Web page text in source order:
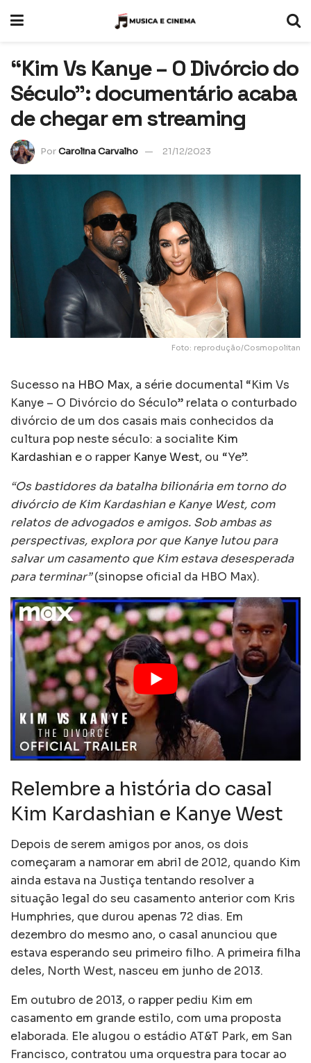
“Kim Vs Kanye – O Divórcio do
Século”: documentário acaba
de chegar em streaming
PorCarolina Carvalho 21/12/2023
Foto: reprodução/Cosmopolitan
Sucesso na HBO Max, a série documental “Kim Vs
Kanye – O Divórcio do Século” relata o conturbado
divórcio de um dos casais mais conhecidos da
cultura pop neste século: a socialite Kim
Kardashian e o rapper Kanye West, ou “Ye”.
“Os bastidores da batalha bilionária em torno do
divórcio de Kim Kardashian e Kanye West, com
relatos de advogados e amigos. Sob ambas as
perspectivas, explora por que Kanye lutou para
salvar um casamento que Kim estava desesperada
para terminar”(sinopse oficial da HBO Max).
Relembre a história do casal
Kim Kardashian e Kanye West
Depois de serem amigos por anos, os dois
começaram a namorar em abril de 2012, quando Kim
ainda estava na Justiça tentando resolver a
situação legal do seu casamento anterior com Kris
Humphries, que durou apenas 72 dias. Em
dezembro do mesmo ano, o casal anunciou que
estava esperando seu primeiro filho. A primeira filha
deles, North West, nasceu em junho de 2013.
Em outubro de 2013, o rapper pediu Kim em
casamento em grande estilo, com uma proposta
elaborada. Ele alugou o estádio AT&T Park, em San
Francisco, contratou uma orquestra para tocar ao